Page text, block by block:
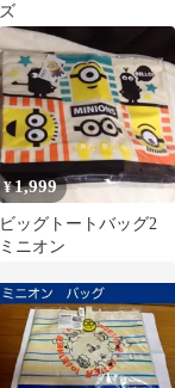
ズ
¥1,999
ビッグトートバッグ2
ミニオン